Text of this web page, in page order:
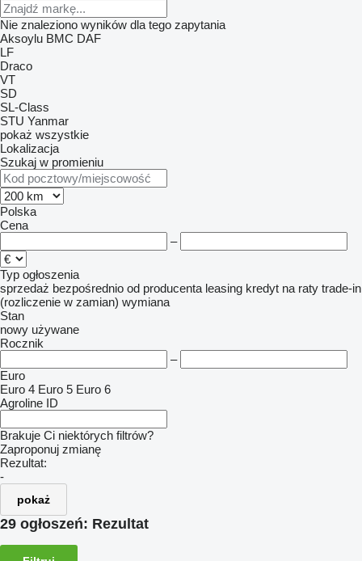
Nie znaleziono wyników dla tego zapytania
Aksoylu BMC DAF
LF
Draco
VT
SD
SL-Class
STU Yanmar
pokaż wszystkie
Lokalizacja
Szukaj w promieniu
Polska
Cena
–
Typ ogłoszenia
sprzedaż bezpośrednio od producenta leasing kredyt na raty trade-in
(rozliczenie w zamian) wymiana
Stan
nowy używane
Rocznik
–
Euro
Euro 4 Euro 5 Euro 6
Agroline ID
Brakuje Ci niektórych filtrów?
Zaproponuj zmianę
Rezultat:
-
pokaż
29 ogłoszeń: Rezultat